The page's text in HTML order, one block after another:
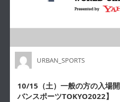
URBAN_SPORTS
10/15（土）一般の方の入場
バンスポーツTOKYO2022】